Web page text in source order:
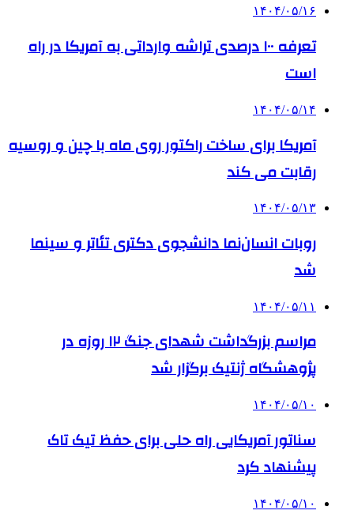
۱۴۰۴/۰۵/۱۶
تعرفه ۱۰۰ درصدی تراشه وارداتی به آمریکا در راه
است
۱۴۰۴/۰۵/۱۴
آمریکا برای ساخت راکتور روی ماه با چین و روسیه
رقابت می کند
۱۴۰۴/۰۵/۱۳
روبات انسان‌نما دانشجوی دکتری تئاتر و سینما
شد
۱۴۰۴/۰۵/۱۱
مراسم بزرگداشت شهدای جنگ ۱۲ روزه در
پژوهشگاه ژنتیک برگزار شد
۱۴۰۴/۰۵/۱۰
سناتور آمریکایی راه حلی برای حفظ تیک تاک
پیشنهاد کرد
۱۴۰۴/۰۵/۱۰